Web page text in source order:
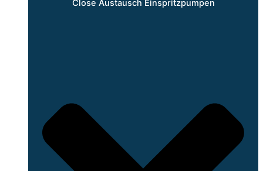
Close Austausch Einspritzpumpen